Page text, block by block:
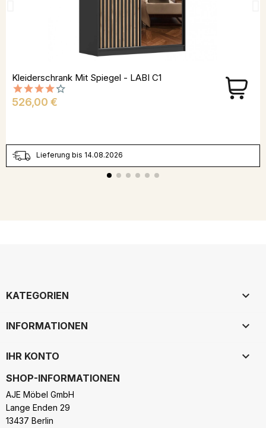
Kleiderschrank Mit Spiegel - LABI C1
Preis
526,00 €
Lieferung bis 14.08.2026
KATEGORIEN 
INFORMATIONEN 
IHR KONTO 
SHOP-INFORMATIONEN
AJE Möbel GmbH
Lange Enden 29
13437 Berlin